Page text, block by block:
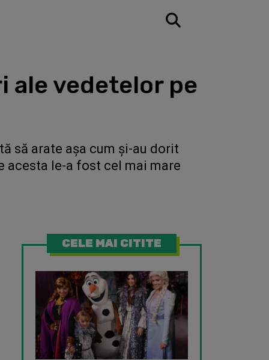
ale vedetelor pe
să arate așa cum și-au dorit
acesta le-a fost cel mai mare
CELE MAI CITITE